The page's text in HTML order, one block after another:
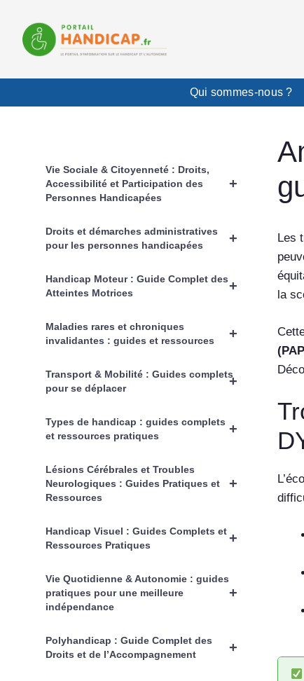
contenu
Qui sommes-nous ?
Les
la
+
Vie Sociale & Citoyenneté : Droits,
Accessibilité et Participation des
Personnes Handicapées
+
Droits et démarches administratives
pour les personnes handicapées
+
Handicap Moteur : Guide Complet des
Atteintes Motrices
+
Maladies rares et chroniques
invalidantes : guides et ressources
+
Transport & Mobilité : Guides complets
pour se déplacer
+
Types de handicap : guides complets
et ressources pratiques
+
Lésions Cérébrales et Troubles
Neurologiques : Guides Pratiques et
Ressources
+
Handicap Visuel : Guides Complets et
Ressources Pratiques
+
Vie Quotidienne & Autonomie : guides
pratiques pour une meilleure
indépendance
+
Polyhandicap : Guide Complet des
Droits et de l’Accompagnement